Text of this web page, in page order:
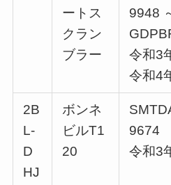
ートス
クラン
ブラー
9948
令和3
令和4
2B
L-
D
HJ
ボンネ
ビルT1
20
9674
令和3